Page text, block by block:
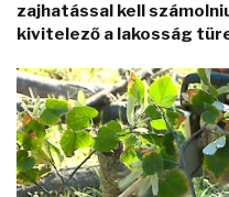
zajhatással kell
kivitelező a lakosság